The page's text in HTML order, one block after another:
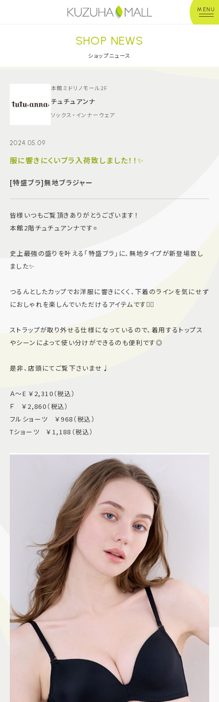
MENU
年中無休平 日：10:00~20:00
※店舗により異なる
ショップガイド
グルメ＆フード
よくあるご質問
スタッフ募集
サイトマップ
プライバシーポリシー
Follow US
SHOP NEWS
ショップニュース
本館ミドリノモール2F
チュチュアンナ
ソックス・インナーウェア
2024.05.09
服に響きにくいブラ入荷致しました！！✨
[特盛ブラ]無地ブラジャー
皆様いつもご覧頂きありがとうございます！
本館2階チュチュアンナです⭐️
史上最強の盛りを叶える「特盛ブラ」に、無地タイプが新登場致し
ました✨
つるんとしたカップでお洋服に響きにくく、下着のラインを気にせず
におしゃれを楽しんでいただけるアイテムです💁‍♀️
ストラップが取り外せる仕様になっているので、着用するトップス
やシーンによって使い分けができるのも便利です◎
是非、店頭にてご覧下さいませ♩
Ａ〜E ￥2,310（税込）
Ｆ ￥2,860（税込）
フルショーツ ￥968（税込）
Tショーツ ￥1,188（税込）